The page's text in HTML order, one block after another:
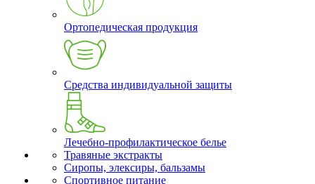
Ортопедическая продукция
Средства индивидуальной защиты
Лечебно-профилактическое белье
Травяные экстракты
Сиропы, элексиры, бальзамы
Спортивное питание